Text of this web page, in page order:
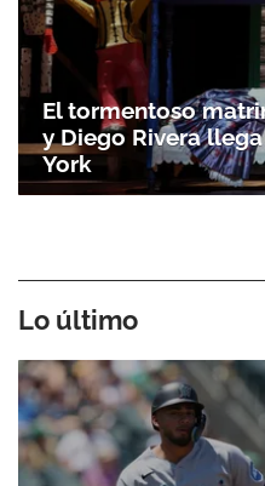
El tormentoso
y Diego Rivera
York
Lo último